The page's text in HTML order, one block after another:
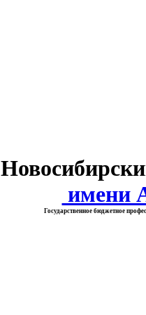
имени
Государственное бюджетное